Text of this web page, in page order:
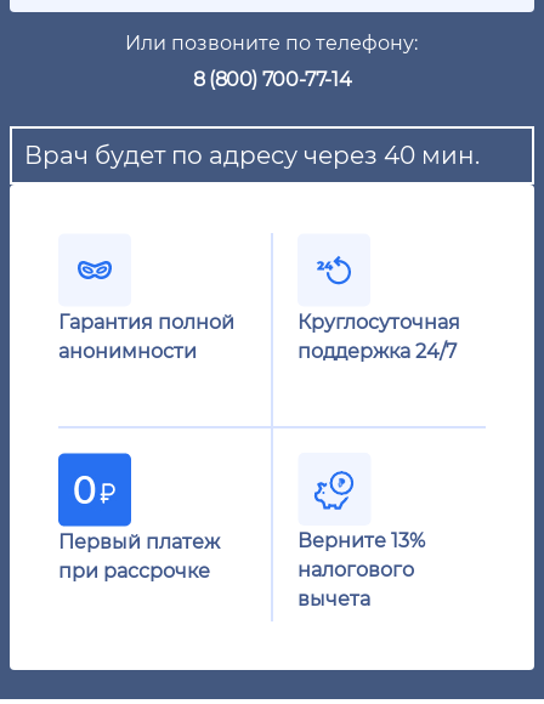
Или позвоните по телефону:
8 (800) 700-77-14
Врач будет по адресу через 40 мин.
Гарантия полной
анонимности
Круглосуточная
поддержка 24/7
Первый платеж
при рассрочке
Верните 13%
налогового
вычета